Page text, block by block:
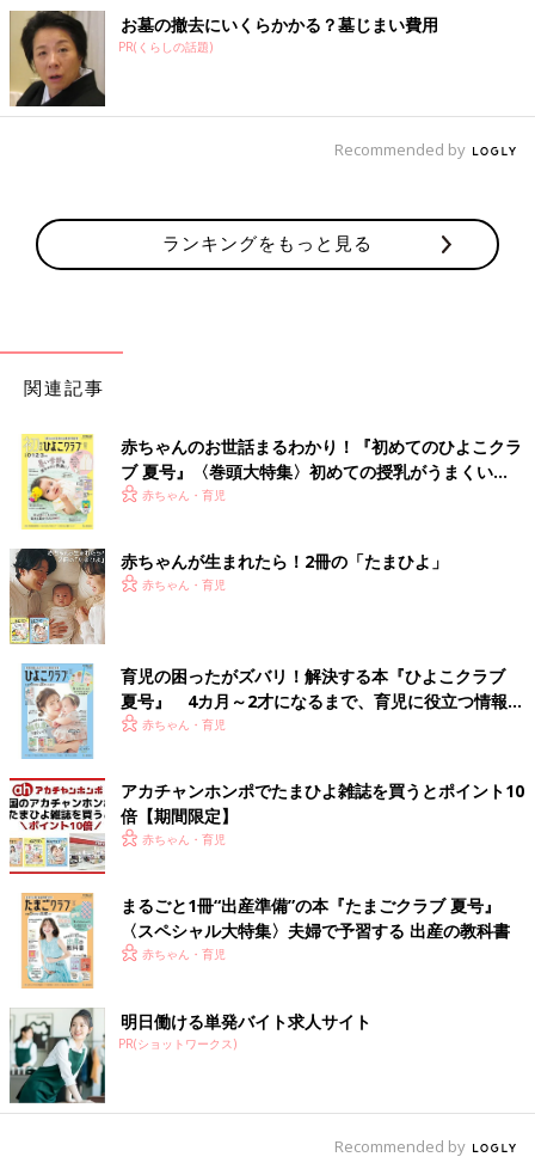
お墓の撤去にいくらかかる？墓じまい費用
PR(くらしの話題)
Recommended by
ランキングをもっと見る
関連記事
赤ちゃんのお世話まるわかり！『初めてのひよこクラ
ブ 夏号』〈巻頭大特集〉初めての授乳がうまくい
く！ おっぱい・ミルクの基本と夏のトラブル 解決テ
赤ちゃん・育児
赤ちゃんが生まれたら！2冊の「たまひよ」
赤ちゃん・育児
育児の困ったがズバリ！解決する本『ひよこクラブ
夏号』 4カ月～2才になるまで、育児に役立つ情報が
いっぱい！
赤ちゃん・育児
アカチャンホンポでたまひよ雑誌を買うとポイント10
倍【期間限定】
赤ちゃん・育児
まるごと1冊“出産準備”の本『たまごクラブ 夏号』
〈スペシャル大特集〉夫婦で予習する 出産の教科書
赤ちゃん・育児
明日働ける単発バイト求人サイト
PR(ショットワークス)
Recommended by